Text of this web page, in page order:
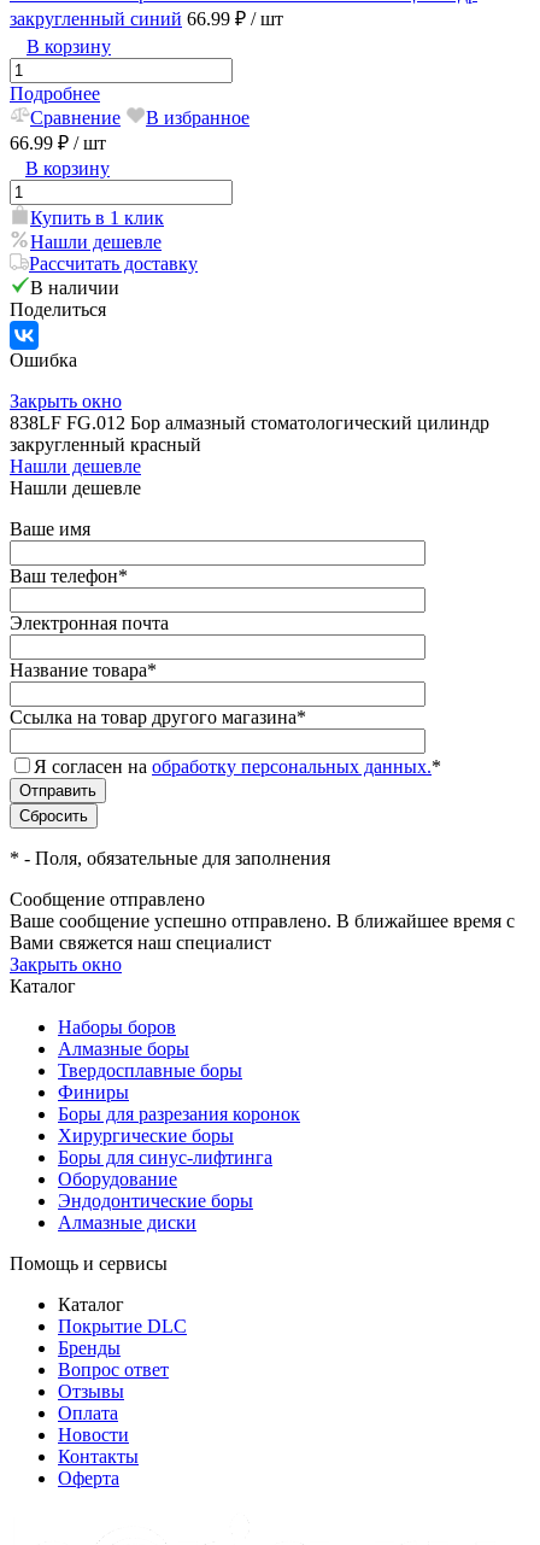
закругленный синий 66.99 ₽ / шт
В корзину
Подробнее
Сравнение
В избранное
66.99 ₽ / шт
В корзину
Купить в 1 клик
Нашли дешевле
Рассчитать доставку
В наличии
Поделиться
Ошибка
Закрыть окно
838LF FG.012 Бор алмазный стоматологический цилиндр
закругленный красный
Нашли дешевле
Нашли дешевле
Ваше имя
Ваш телефон*
Электронная почта
Название товара*
Ссылка на товар другого магазина*
Я согласен на обработку персональных данных.*
* - Поля, обязательные для заполнения
Сообщение отправлено
Ваше сообщение успешно отправлено. В ближайшее время с
Вами свяжется наш специалист
Закрыть окно
Каталог
Наборы боров
Алмазные боры
Твердосплавные боры
Финиры
Боры для разрезания коронок
Хирургические боры
Боры для синус-лифтинга
Оборудование
Эндодонтические боры
Алмазные диски
Помощь и сервисы
Каталог
Покрытие DLC
Бренды
Вопрос ответ
Отзывы
Оплата
Новости
Контакты
Оферта